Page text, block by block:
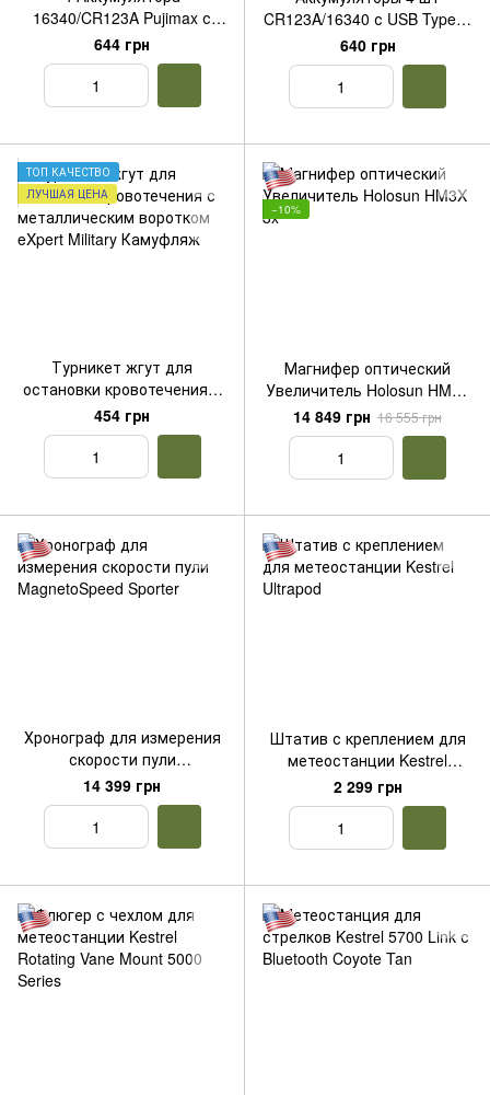
16340/CR123A Pujimax с
USB TYPE-C + 2 кейса + 2
кабеля, Green
644 грн
CR123A/16340 с USB Type-C
2550mWh + 2 кабеля + 2
футляра, Blue
640 грн
ТОП КАЧЕСТВО
ЛУЧШАЯ ЦЕНА
Турникет жгут для
остановки кровотечения с
металлическим воротком
eXpert Military Камуфляж
454 грн
−10%
Магнифер оптический
Увеличитель Holosun HM3X
3x
14 849 грн 16 555 грн
Хронограф для измерения
скорости пули
MagnetoSpeed Sporter
14 399 грн
Штатив с креплением для
метеостанции Kestrel
Ultrapod
2 299 грн